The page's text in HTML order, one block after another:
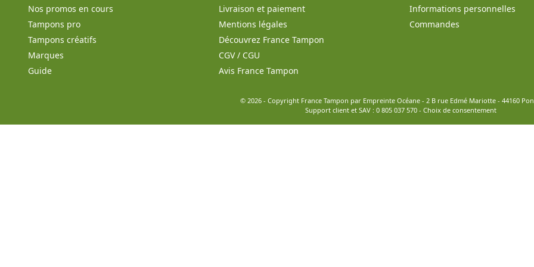
Nos promos en cours
Tampons pro
Tampons créatifs
Marques
Guide
Livraison et paiement
Mentions légales
Découvrez France Tampon
CGV / CGU
Avis France Tampon
Informations personnelles
Commandes
© 2026 - Copyright France Tampon par Empreinte Océane - 2 B rue Edmé Mariotte - 44160
Support client et SAV : 0 805 037 570- Choix de consentement